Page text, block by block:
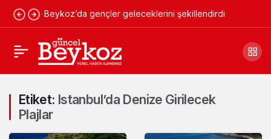
Beykoz’da gençler geleceklerini şekillendirdi
Etiket: Istanbul’da Denize Girilecek
Plajlar